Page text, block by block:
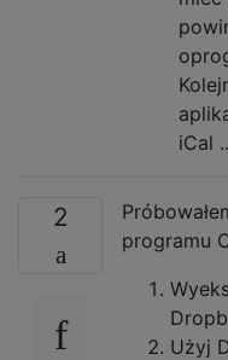
iCal
2
programu
Użyj